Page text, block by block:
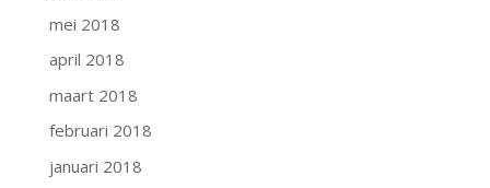
mei 2018
april 2018
maart 2018
februari 2018
januari 2018